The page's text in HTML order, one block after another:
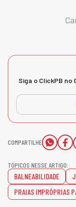
Siga o ClickPB no
COMPARTILHE
TÓPICOS NESSE ARTIGO:
BALNEABILIDADE
PRAIAS IMPRÓPRIAS